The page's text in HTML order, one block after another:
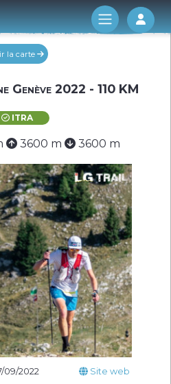
Log
la carte
Genève 2022 - 110 KM
ITRA
3600 m 3600 m
09/2022 Site web